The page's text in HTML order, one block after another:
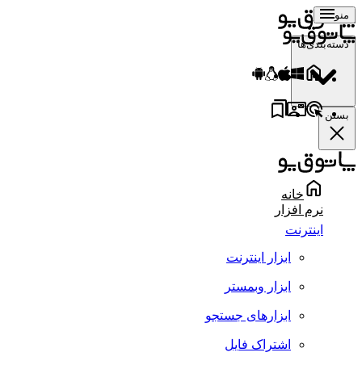
منو
دسته‌بندی‌ها
بستن
خانه
نرم افزار
اینترنت
ابزار اینترنت
ابزار وبمستر
ابزارهای جستجو
اشتراک فایل